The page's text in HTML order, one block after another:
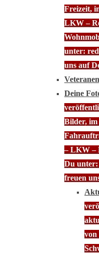
Freizeit,
LKW –
unter:
uns auf
Deine
Bilder, im
– LKW –
Du
freuen
von